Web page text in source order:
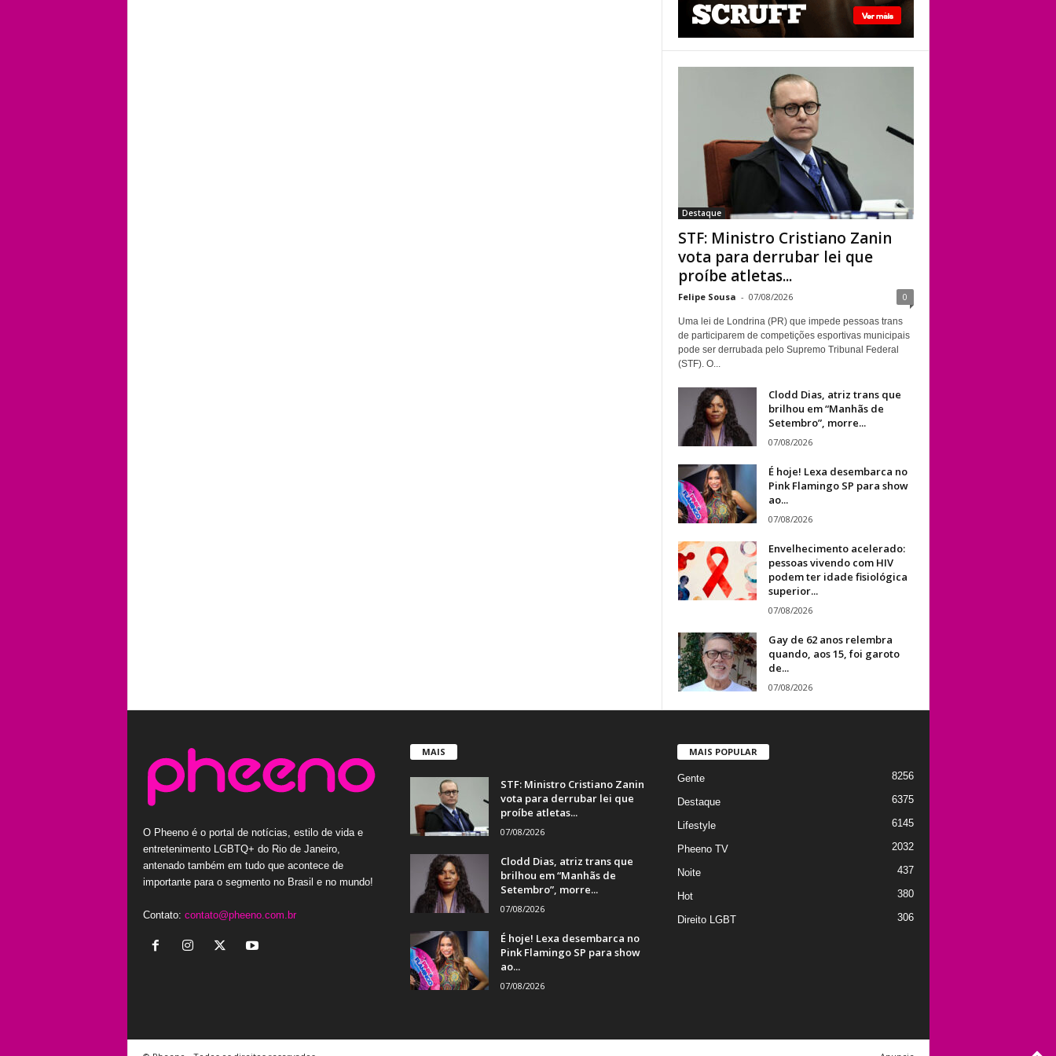
STF: Ministro
para derrubar lei
que proíbe atletas
transgênero em
competições de
Londrina
Destaque
STF: Ministro Cristiano Zanin
vota para derrubar lei que
proíbe atletas...
Felipe Sousa - 07/08/2026 0
Uma lei de Londrina (PR) que impede pessoas trans
de participarem de competições esportivas municipais
pode ser derrubada pelo Supremo Tribunal Federal
(STF). O...
Clodd Dias, atriz trans que
brilhou em “Manhãs de
Setembro”, morre...
07/08/2026
É hoje! Lexa desembarca no
Pink Flamingo SP para show
ao...
07/08/2026
Envelhecimento acelerado:
pessoas vivendo com HIV
podem ter idade fisiológica
superior...
07/08/2026
Gay de 62 anos relembra
quando, aos 15, foi garoto
de...
07/08/2026
O Pheeno é o portal de notícias, estilo de vida e
entretenimento LGBTQ+ do Rio de Janeiro,
antenado também em tudo que acontece de
importante para o segmento no Brasil e no mundo!
Contato: contato@pheeno.com.br
MAIS
STF: Ministro Cristiano Zanin
vota para derrubar lei que
proíbe atletas...
07/08/2026
Clodd Dias, atriz trans que
brilhou em “Manhãs de
Setembro”, morre...
07/08/2026
É hoje! Lexa desembarca no
Pink Flamingo SP para show
ao...
07/08/2026
MAIS POPULAR
Gente 8256
Destaque 6375
Lifestyle 6145
Pheeno TV 2032
Noite 437
Hot 380
Direito LGBT 306